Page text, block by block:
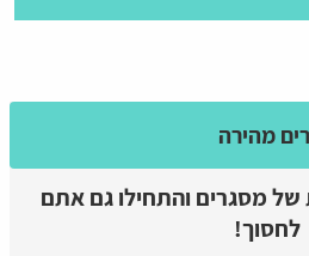
מהירה
של מסגרים והתחילו גם אתם
לחסוך!